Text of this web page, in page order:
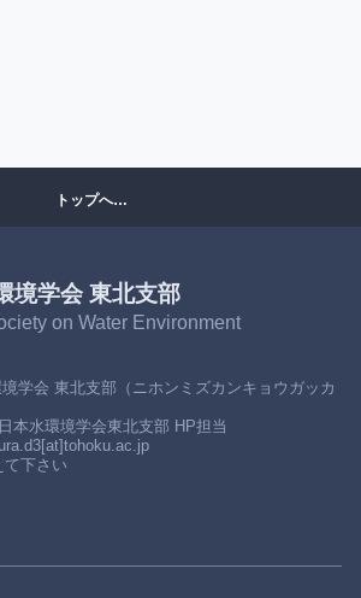
トップへ…
境学会 東北支部
on Water Environment
学会 東北支部（ニホンミズカンキョウガッカ
本水環境学会東北支部 HP担当
下さい